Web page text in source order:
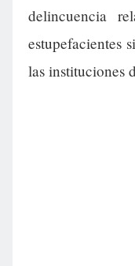
delincuencia
estupefacientes
las instituciones